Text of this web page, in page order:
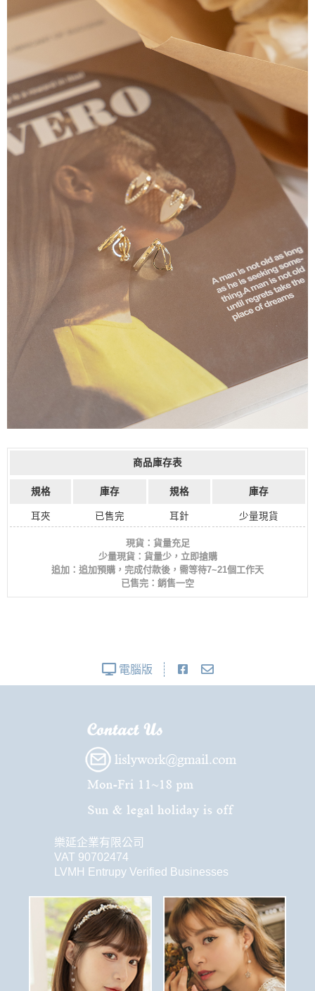
商品庫存表
規格 庫存 規格 庫存
耳夾 已售完 耳針 少量現貨
現貨：貨量充足
少量現貨：貨量少，立即搶購
追加：追加預購，完成付款後，需等待7~21個工作天
已售完：銷售一空
電腦版
樂延企業有限公司
VAT 90702474
LVMH Entrupy Verified Businesses